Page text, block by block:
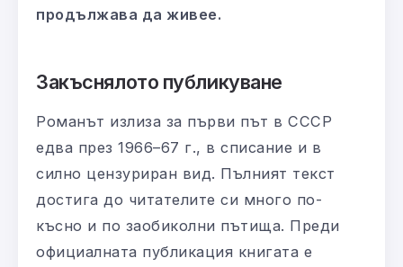
продължава да живее.
Закъснялото публикуване
Романът излиза за първи път в СССР
едва през 1966–67 г., в списание и в
силно цензуриран вид. Пълният текст
достига до читателите си много по-
късно и по заобиколни пътища. Преди
официалната публикация книгата е